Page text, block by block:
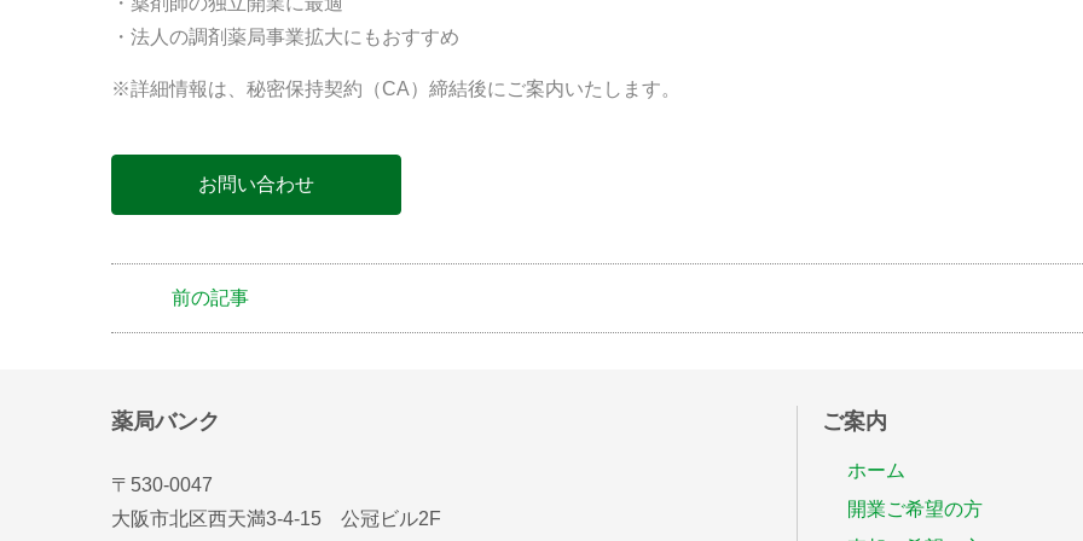
・法人の調剤薬局事業拡大にもおすすめ
※詳細情報は、秘密保持契約（CA）締結後にご案内いたします。
お問い合わせ
前の記事
薬局バンク
〒530-0047
大阪市北区西天満3-4-15 公冠ビル2F
ご案内
ホーム
開業ご希望の方